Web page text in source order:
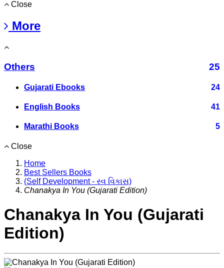
Close
More
Others 25
Gujarati Ebooks 24
English Books 41
Marathi Books 5
Close
Home
Best Sellers Books
(Self Development - સ્વ વિકાસ)
Chanakya In You (Gujarati Edition)
Chanakya In You (Gujarati
Edition)